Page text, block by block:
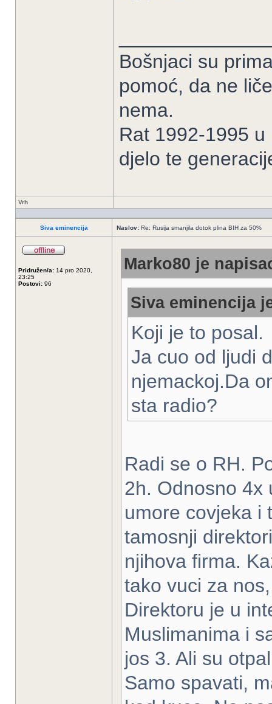
Bošnjaci su
pomoć, da ne
nema.
Rat 1992-1995
djelo te
Vrh
Siva eminencija Naslov: Re: Rusija smanjila dotok plina BIH za 50%
Pridružen/a: 14 pro 2020,
23:25
Postovi: 96
Marko80 je
Siva eminencija
Koji je to posal.
Ja cuo od ljudi
njemackoj.Da
sta radio?
Radi se o RH.
2h. Odnosno 4x
umore covjeka i
tamosnji
njihova firma.
tako vuci za
Direktoru je u
Muslimanima i
jos 3. Ali su
Samo spavati,